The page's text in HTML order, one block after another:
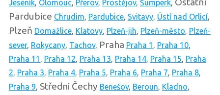
Jeseník, Olomouc, Přerov, Prostějov, Šumperk,
Pardubice Chrudim, Pardubice, Svitavy, Ústí nad Orlicí,
Plzeň Domažlice, Klatovy, Plzeň-jih, Plzeň-město, Plzeň-
sever, Rokycany, Tachov, Praha Praha 1 , Praha 10,
Praha 11 , Praha 12, Praha 13, Praha 14, Praha 15, Praha
2, Praha 3, Praha 4, Praha 5, Praha 6, Praha 7, Praha 8,
Praha 9, Středni Čechy Benešov, Beroun, Kladno,